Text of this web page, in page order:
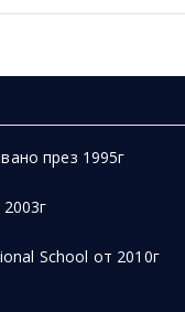
през 1995г
School от 2010г